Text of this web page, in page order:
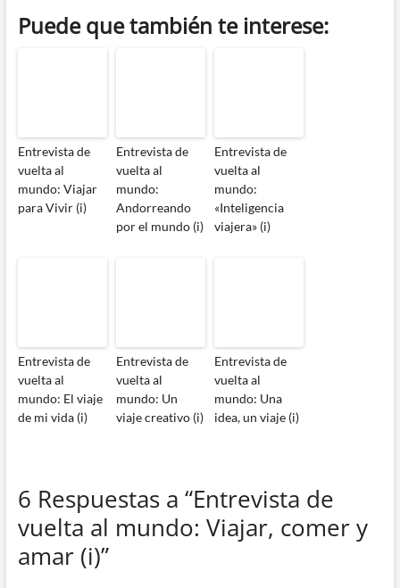
Puede que también te interese:
Entrevista de
vuelta al
mundo: Viajar
para Vivir (i)
Entrevista de
vuelta al
mundo:
Andorreando
por el mundo (i)
Entrevista de
vuelta al
mundo:
«Inteligencia
viajera» (i)
Entrevista de
vuelta al
mundo: El viaje
de mi vida (i)
Entrevista de
vuelta al
mundo: Un
viaje creativo (i)
Entrevista de
vuelta al
mundo: Una
idea, un viaje (i)
6 Respuestas a “Entrevista de
vuelta al mundo: Viajar, comer y
amar (i)”